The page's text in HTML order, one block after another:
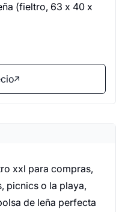
(fieltro, 63 x 40 x
xxl para compras,
picnics o la playa,
de leña perfecta